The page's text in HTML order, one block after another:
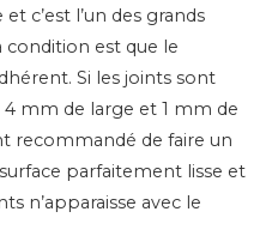
c’est l’un des grands
condition est que le
Si les joints sont
mm de large et 1 mm de
recommandé de faire un
parfaitement lisse et
n’apparaisse avec le